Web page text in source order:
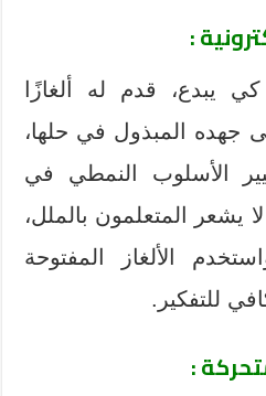
:
يبدع، قدم له ألغازًا
جهده المبذول في حلها،
الأسلوب النمطي في
المتعلمون بالملل،
الألغاز المفتوحة
للتفكير.
: